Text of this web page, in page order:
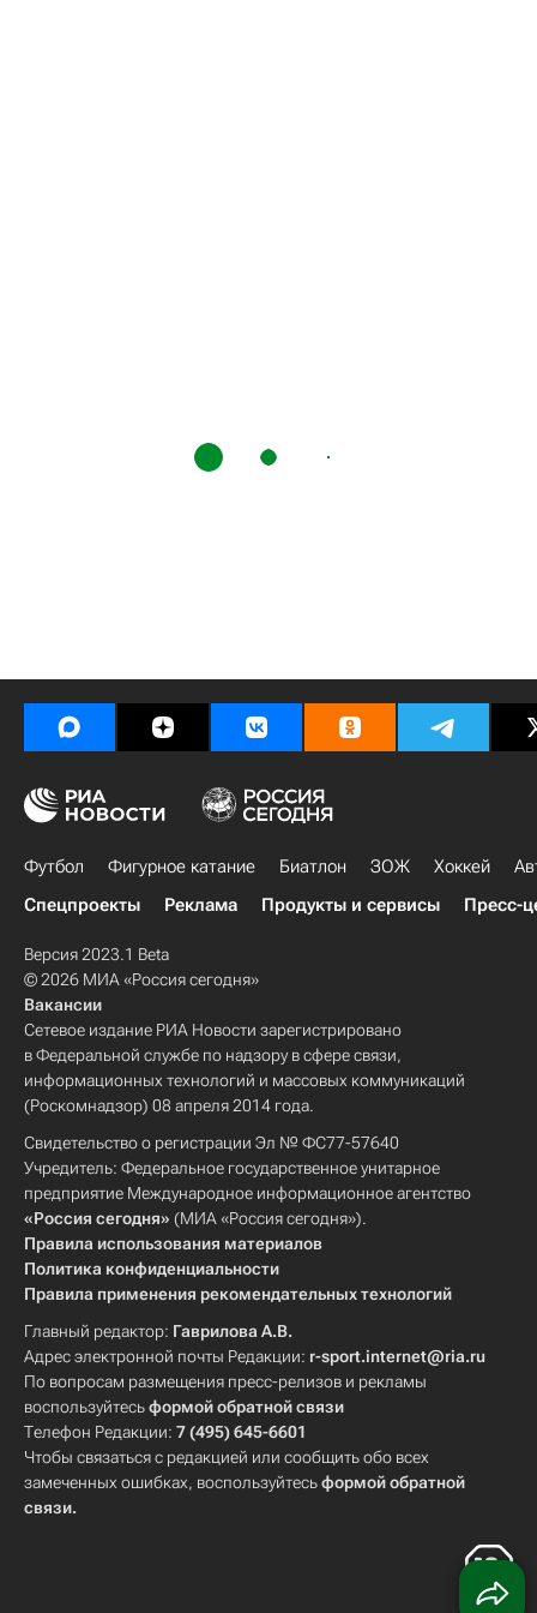
Футбол Фигурное катание Биатлон ЗОЖ Хоккей
Спецпроекты
Реклама Продукты и сервисы Пресс-
Версия 2023.1 Beta
© 2026 МИА «Россия сегодня»
Вакансии
Сетевое издание РИА Новости зарегистрировано
в Федеральной службе по надзору в сфере связи,
информационных технологий и массовых коммуникаций
(Роскомнадзор) 08 апреля 2014 года.
Свидетельство о регистрации Эл № ФС77-57640
Учредитель: Федеральное государственное унитарное
предприятие Международное информационное агентство
«Россия сегодня» (МИА «Россия сегодня»).
Правила использования материалов
Политика конфиденциальности
Правила применения рекомендательных технологий
Главный редактор: Гаврилова А.В.
Адрес электронной почты Редакции: r-sport.internet@ria.ru
По вопросам размещения пресс-релизов и рекламы
воспользуйтесьформой обратной связи
Телефон Редакции: 7 (495) 645-6601
Чтобы связаться с редакцией или сообщить обо всех
замеченных ошибках, воспользуйтесьформой обратной
связи.